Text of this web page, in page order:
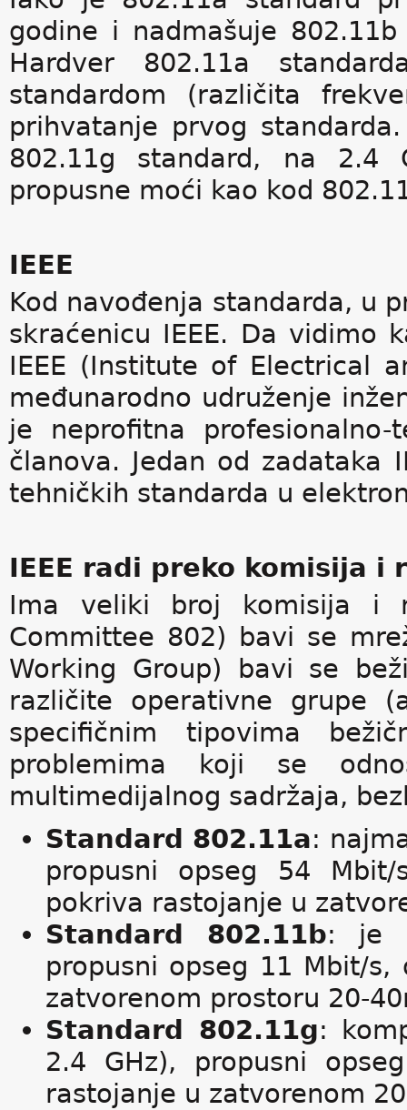
godine i nadmašuje
Hardver 802.11a
standardom (različita
prihvatanje prvog
802.11g standard, na 2.4
propusne moći kao kod
IEEE
Kod navođenja standarda, u
skraćenicu IEEE. Da vidimo
IEEE (Institute of Electrical
međunarodno udruženje
je neprofitna
članova. Jedan od zadataka
tehničkih standarda u
IEEE radi preko komisija i
Ima veliki broj komisija i
Committee 802) bavi se
Working Group) bavi se
različite operativne
specifičnim tipovima
problemima koji se
multimedijalnog sadržaja,
Standard 802.11a:
propusni opseg 54
pokriva rastojanje u
Standard 802.11b: je
propusni opseg 11 Mbit/
zatvorenom prostoru 20-
Standard 802.11g:
2.4 GHz), propusni
rastojanje u zatvorenom